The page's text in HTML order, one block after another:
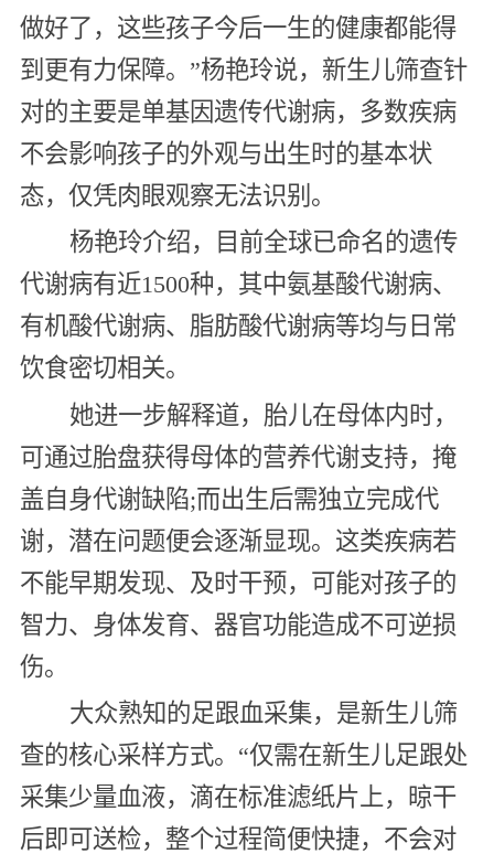
做好了，这些孩子今后一生的健康都能得
到更有力保障。”杨艳玲说，新生儿筛查针
对的主要是单基因遗传代谢病，多数疾病
不会影响孩子的外观与出生时的基本状
态，仅凭肉眼观察无法识别。
杨艳玲介绍，目前全球已命名的遗传
代谢病有近1500种，其中氨基酸代谢病、
有机酸代谢病、脂肪酸代谢病等均与日常
饮食密切相关。
她进一步解释道，胎儿在母体内时，
可通过胎盘获得母体的营养代谢支持，掩
盖自身代谢缺陷;而出生后需独立完成代
谢，潜在问题便会逐渐显现。这类疾病若
不能早期发现、及时干预，可能对孩子的
智力、身体发育、器官功能造成不可逆损
伤。
大众熟知的足跟血采集，是新生儿筛
查的核心采样方式。“仅需在新生儿足跟处
采集少量血液，滴在标准滤纸片上，晾干
后即可送检，整个过程简便快捷，不会对